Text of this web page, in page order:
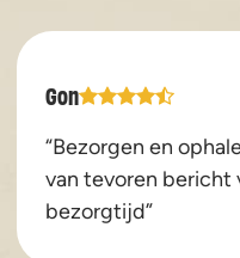
Gon
“Bezorgen en
van tevoren bericht
bezorgtijd”